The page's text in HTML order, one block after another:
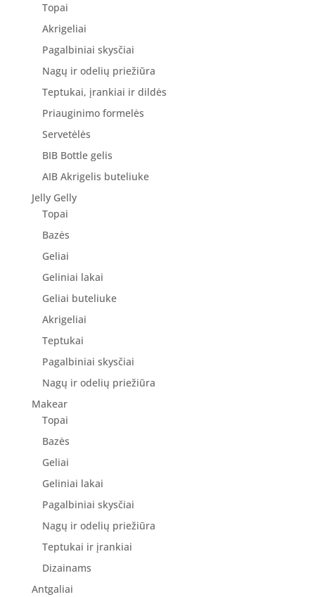
Topai
Akrigeliai
Pagalbiniai skysčiai
Nagų ir odelių priežiūra
Teptukai, įrankiai ir dildės
Priauginimo formelės
Servetėlės
BIB Bottle gelis
AIB Akrigelis buteliuke
Jelly Gelly
Topai
Bazės
Geliai
Geliniai lakai
Geliai buteliuke
Akrigeliai
Teptukai
Pagalbiniai skysčiai
Nagų ir odelių priežiūra
Makear
Topai
Bazės
Geliai
Geliniai lakai
Pagalbiniai skysčiai
Nagų ir odelių priežiūra
Teptukai ir įrankiai
Dizainams
Antgaliai